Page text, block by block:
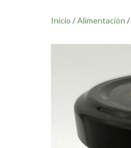
Inicio /Alimentación /